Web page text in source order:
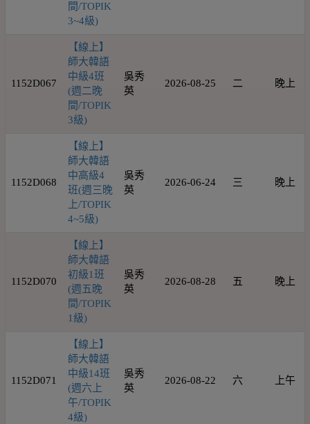
間/TOPIK
3~4級)
1152D067
【線上】
師大韓語
中級4班
(週二晚
間/TOPIK
3級)
吳秀
英
2026-08-25 二 晚上
1152D068
【線上】
師大韓語
中高級4
班(週三晚
上/TOPIK
4~5級)
吳秀
英
2026-06-24 三 晚上
1152D070
【線上】
師大韓語
初級1班
(週五晚
間/TOPIK
1級)
吳秀
英
2026-08-28 五 晚上
1152D071
【線上】
師大韓語
中級14班
(週六上
午/TOPIK
4級)
吳秀
英
2026-08-22 六 上午